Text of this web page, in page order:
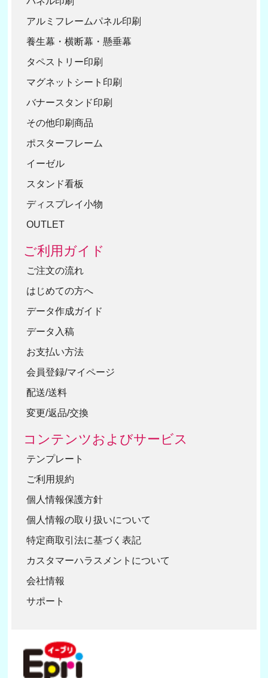
アルミフレームパネル印刷
養生幕・横断幕・懸垂幕
タペストリー印刷
マグネットシート印刷
バナースタンド印刷
その他印刷商品
ポスターフレーム
イーゼル
スタンド看板
ディスプレイ小物
OUTLET
ご利用ガイド
ご注文の流れ
はじめての方へ
データ作成ガイド
データ入稿
お支払い方法
会員登録/マイページ
配送/送料
変更/返品/交換
コンテンツおよびサービス
テンプレート
ご利用規約
個人情報保護方針
個人情報の取り扱いについて
特定商取引法に基づく表記
カスタマーハラスメントについて
会社情報
サポート